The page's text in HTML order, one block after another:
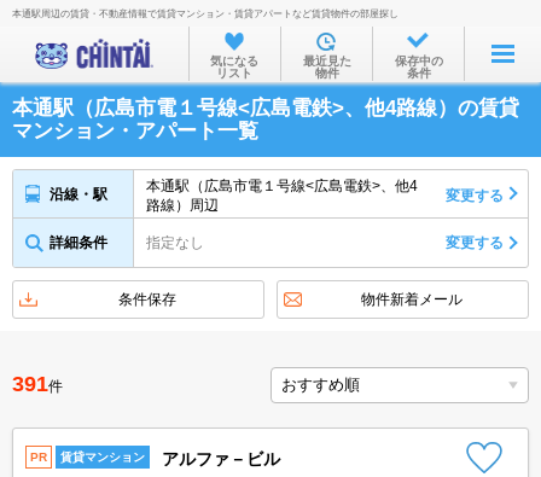
お部屋を探す
沿線・駅から
住所から
家賃相場から
不動産会社から
本通駅周辺の賃貸・不動産情報で賃貸マンション・賃貸アパートなど賃貸物件の部屋探し
気になる
リスト
最近見た
物件
保存中の
条件
本通駅（広島市電１号線<広島電鉄>、他4路線）の賃貸
マンション・アパート一覧
沿線・駅
本通駅（広島市電１号線<広島電鉄>、他4
路線）周辺
変更する
詳細条件 指定なし 変更する
条件保存 物件新着メール
391件
PR 賃貸マンション アルファ－ビル